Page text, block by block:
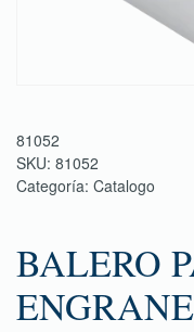
81052
SKU: 81052
Categoría: Catalogo
BALERO